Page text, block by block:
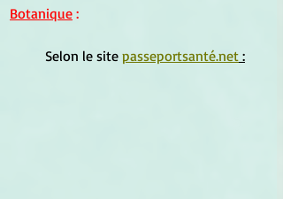
Botanique :
	Selon le site
passeportsanté.net :